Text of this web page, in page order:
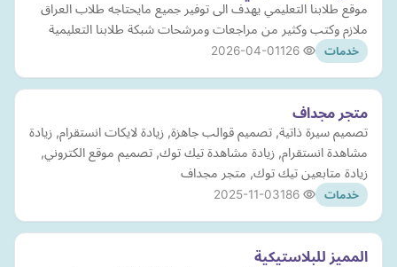
موقع طلابنا التعليمي يهدف الى توفير جميع مايحتاجه طلاب العراق
ملازم وكتب وكثير من مراجعات ومرشحات شبكة طلابنا التعليمية
خدمات 2026-04-01
متجر مجداف
تصميم سيرة ذاتية, تصميم قوالب جاهزة, زيادة لايكات انستقرام, زيادة
مشاهدة انستقرام, زيادة مشاهدة تيك توك, تصميم موقع الكتروني,
زيادة متابعين تيك توك, متجر مجداف
خدمات 2025-11-03
المميز للبلاستيكية